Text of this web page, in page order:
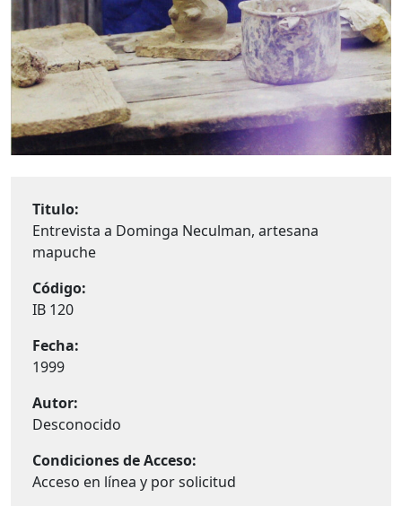
Titulo:
Entrevista a Dominga Neculman, artesana
mapuche
Código:
IB 120
Fecha:
1999
Autor:
Desconocido
Condiciones de Acceso:
Acceso en línea y por solicitud